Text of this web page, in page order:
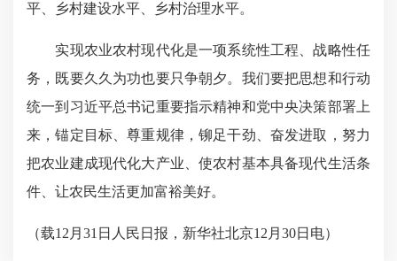
平、乡村建设水平、乡村治理水平。
实现农业农村现代化是一项系统性工程、战略性任
务，既要久久为功也要只争朝夕。我们要把思想和行动
统一到习近平总书记重要指示精神和党中央决策部署上
来，锚定目标、尊重规律，铆足干劲、奋发进取，努力
把农业建成现代化大产业、使农村基本具备现代生活条
件、让农民生活更加富裕美好。
（载12月31日人民日报，新华社北京12月30日电）